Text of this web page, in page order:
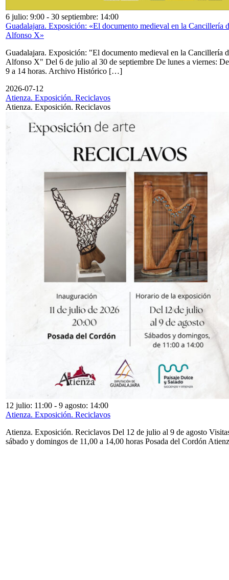
6 julio: 9:00 - 30 septiembre: 14:00
Guadalajara. Exposición: «El documento medieval en la Cancillería
Alfonso X»
Guadalajara. Exposición: "El documento medieval en la Cancillería
Alfonso X" Del 6 de julio al 30 de septiembre De lunes a viernes: De
9 a 14 horas. Archivo Histórico […]
2026-07-12
Atienza. Exposición. Reciclavos
Atienza. Exposición. Reciclavos
12 julio: 11:00 - 9 agosto: 14:00
Atienza. Exposición. Reciclavos
Atienza. Exposición. Reciclavos Del 12 de julio al 9 de agosto
sábado y domingos de 11,00 a 14,00 horas Posada del Cordón